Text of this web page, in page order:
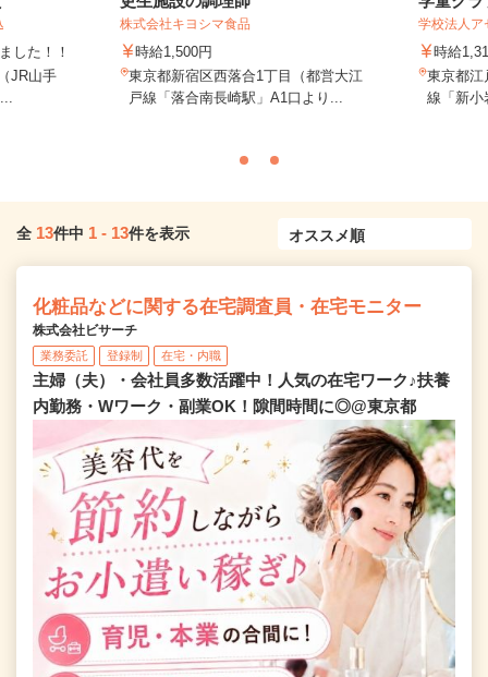
した！！
JR山手
株式会社キヨシマ食品
時給1,500円
東京都新宿区西落合1丁目（都営大江
戸線「落合南長崎駅」A1口より...
学校法人
時給
東京都江
線「新小
全 13件中 1 - 13件を表示
化粧品などに関する在宅調査員・在宅モニター
株式会社ビサーチ
業務委託 登録制 在宅・内職
主婦（夫）・会社員多数活躍中！人気の在宅ワーク♪扶養
内勤務・Wワーク・副業OK！隙間時間に◎@東京都